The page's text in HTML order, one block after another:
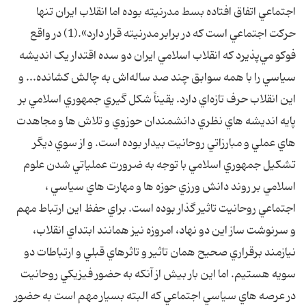
اجتماعي اتفاق افتاده بسط مدرنيته بوده اما انقلاب ايران تنها
حرکت اجتماعي است که در برابر مدرنيته قرار دارد».(1) در واقع
فوکو مي‌پذيرد که انقلاب اسلامي ايران دو سده اقتدار يک انديشه
سياسي را با همه سوابق چند صد ساله‌اش به چالش کشانده... و
اين انقلاب حرف تازه‌اي دارد. يقيناً شکل گيري جمهوري اسلامي بر
پايه انديشه هاي نظري دانشمندان حوزوي و تلاش ها و مجاهدت
هاي عملي و مبارزاتي روحانيت بيدار بوده است. و از سوي ديگر
تشکيل جمهوري اسلامي با توجه به ضرورت عملياتي شدن علوم
اسلامي بر روند دانش ورزي حوزه ها و مهارت هاي سياسي ،
اجتماعي روحانيت تاثير گذار بوده است. براي حفظ اين ارتباط مهم
و سرنوشت ساز اين دو نهاد، امروزه نيز همانند ابتداي انقلاب،
نيازمند برقراري صحيح همان تاثير و تاثرهاي قبلي و ارتباطات دو
سويه هستيم. اما اين بار بيش از آنکه به حضور فيزيکي روحانيت
در عرصه هاي سياسي اجتماعي که البته بسيار مهم است به حضور